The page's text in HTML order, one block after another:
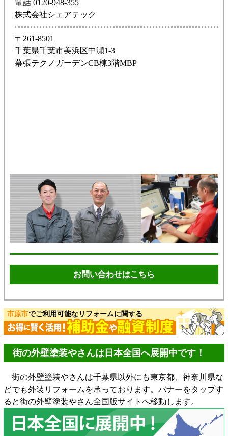
電話 0120-948-355
株式会社シェアテック
〒261-8501
千葉県千葉市美浜区中瀬1-3
幕張テクノガーデンCB棟3階MBP
お問い合わせはこちら
市原市でご利用可能なリフォームに関する
街の外壁塗装やさんは日本全国へ展開中です！
街の外壁塗装やさんは千葉県以外にも東京都、神奈川県な
どでも外装リフォームを承っております。バナーをタップす
ると街の外壁塗装やさん全国版サイトへ移動します。